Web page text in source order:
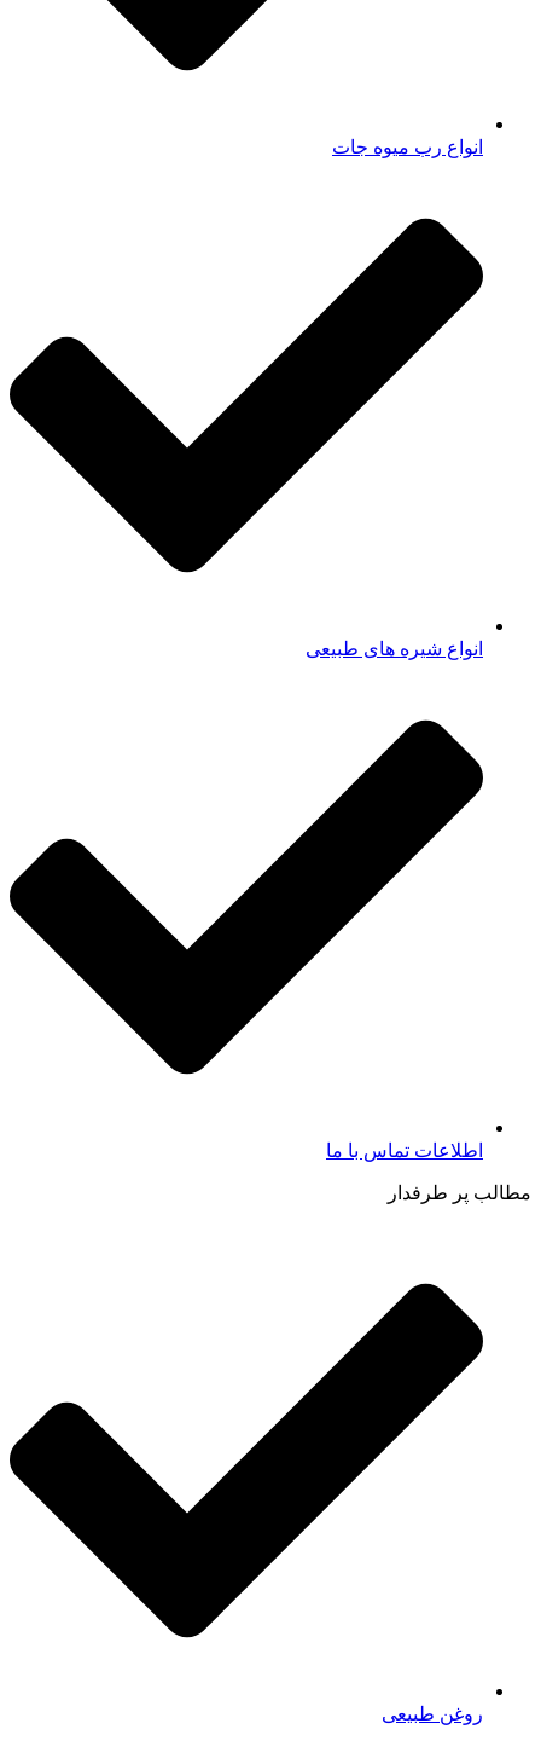
انواع رب میوه جات
انواع شیره های طبیعی
اطلاعات تماس با ما​
مطالب پر طرفدار
روغن طبیعی